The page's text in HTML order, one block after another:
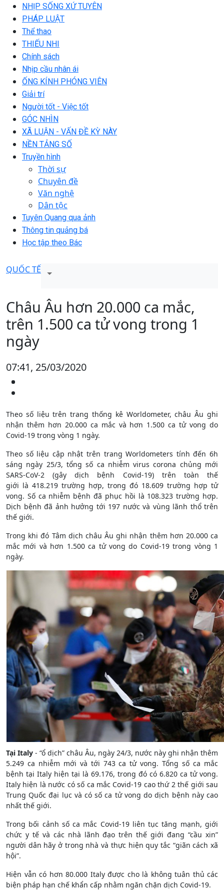
NHỊP SỐNG XỨ TUYÊN
PHÁP LUẬT
Thể thao
THIẾU NHI
Chính sách
Nhịp cầu nhân ái
ỐNG KÍNH PHÓNG VIÊN
Giải trí
Người tốt - Việc tốt
GÓC NHÌN
XÃ LUẬN - VẤN ĐỀ KỲ NÀY
NỀN TẢNG SỐ
Truyền hình
Thời sự
Chuyên đề
Văn nghệ
Dân tộc
Tuyên Quang qua ảnh
Thông tin quảng bá
Học tập theo Bác
QUỐC TẾ
Châu Âu hơn 20.000 ca mắc,
trên 1.500 ca tử vong trong 1
ngày
07:41, 25/03/2020
Theo số liệu trên trang thống kê Worldometer, châu Âu ghi
nhận thêm hơn 20.000 ca mắc và hơn 1.500 ca tử vong do
Covid-19 trong vòng 1 ngày.
Theo số liệu cập nhật trên trang Worldometers tính đến 6h
sáng ngày 25/3, tổng số ca nhiễm virus corona chủng mới
SARS-CoV-2 (gây dịch bệnh Covid-19) trên toàn thế
giới là 418.219 trường hợp, trong đó 18.609 trường hợp tử
vong. Số ca nhiễm bệnh đã phục hồi là 108.323 trường hợp.
Dịch bệnh đã ảnh hưởng tới 197 nước và vùng lãnh thổ trên
thế giới.
Trong khi đó Tâm dịch châu Âu ghi nhận thêm hơn 20.000 ca
mắc mới và hơn 1.500 ca tử vong do Covid-19 trong vòng 1
ngày.
Tại Italy - “ổ dịch” châu Âu, ngày 24/3, nước này ghi nhận thêm
5.249 ca nhiễm mới và tới 743 ca tử vong. Tổng số ca mắc
bệnh tại Italy hiện tại là 69.176, trong đó có 6.820 ca tử vong.
Italy hiện là nước có số ca mắc Covid-19 cao thứ 2 thế giới sau
Trung Quốc đại lục và có số ca tử vong do dịch bệnh này cao
nhất thế giới.
Trong bối cảnh số ca mắc Covid-19 liên tục tăng mạnh, giới
chức y tế và các nhà lãnh đạo trên thế giới đang “cầu xin”
người dân hãy ở trong nhà và thực hiện quy tắc “giãn cách xã
hội”.
Hiện vẫn có hơn 80.000 Italy được cho là không tuân thủ các
biện pháp hạn chế khẩn cấp nhằm ngăn chặn dịch Covid-19.